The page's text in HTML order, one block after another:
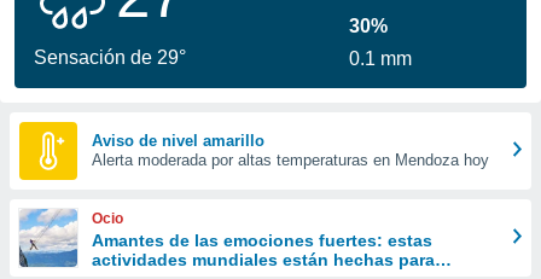
que se
calidad.
a este
las
y
forma
digital
basada
Sensación de 29°
30%
0.1 mm
Aviso de nivel amarillo
Alerta moderada por altas temperaturas en Mendoza hoy
Ocio
Amantes de las emociones fuertes: estas
actividades mundiales están hechas para